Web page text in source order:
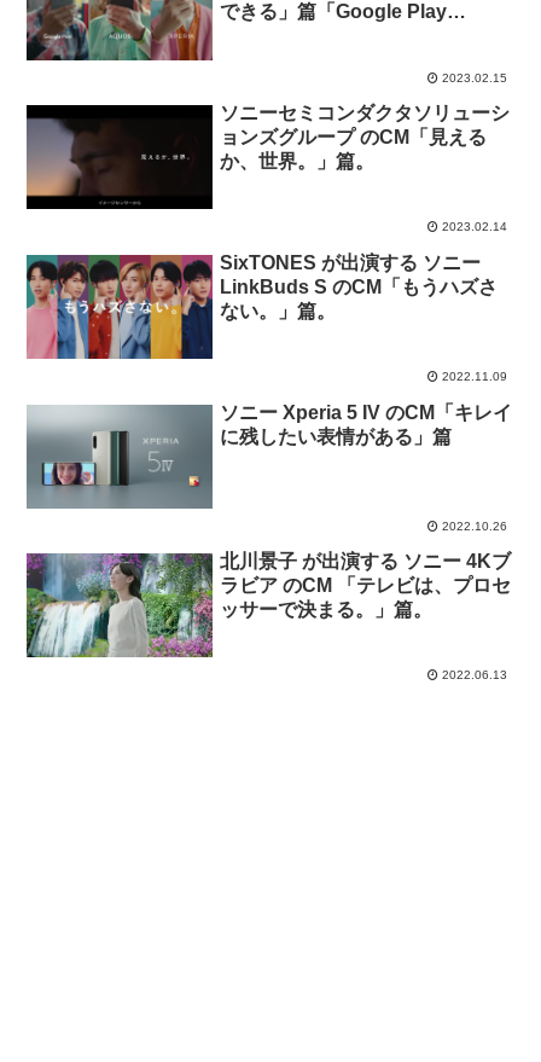
できる」篇「Google Play
Android への乗り換えは簡単」
篇。
2023.02.15
ソニーセミコンダクタソリューシ
ョンズグループ のCM「見える
か、世界。」篇。
2023.02.14
SixTONES が出演する ソニー
LinkBuds S のCM「もうハズさ
ない。」篇。
2022.11.09
ソニー Xperia 5 IV のCM「キレイ
に残したい表情がある」篇
2022.10.26
北川景子 が出演する ソニー 4Kブ
ラビア のCM 「テレビは、プロセ
ッサーで決まる。」篇。
2022.06.13